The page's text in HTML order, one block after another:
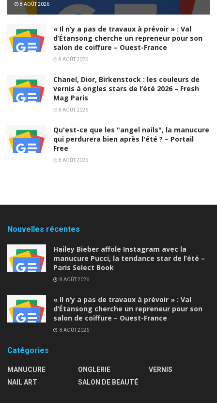
8 AOÛT 2026
« Il n’y a pas de travaux à prévoir » : Val
d’Étansong cherche un repreneur pour son
salon de coiffure – Ouest-France
8 AOÛT 2026
Chanel, Dior, Birkenstock : les couleurs de
vernis à ongles stars de l’été 2026 – Fresh
Mag Paris
8 AOÛT 2026
Qu'est-ce que les "angel nails", la manucure
qui perdurera bien après l'été ? – Portail
Free
8 AOÛT 2026
Nouvelles récentes
Hailey Bieber affole Instagram avec la
manucure Pucci, la tendance star de l’été –
Paris Select Book
8 AOÛT 2026
« Il n’y a pas de travaux à prévoir » : Val
d’Étansong cherche un repreneur pour son
salon de coiffure – Ouest-France
8 AOÛT 2026
Catégories
MANUCURE
NAIL ART
ONGLERIE
SALON DE BEAUTÉ
VERNIS